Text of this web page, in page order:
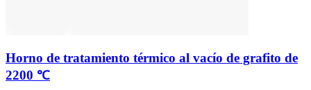
Horno de tratamiento térmico al vacío de grafito de
2200 ℃